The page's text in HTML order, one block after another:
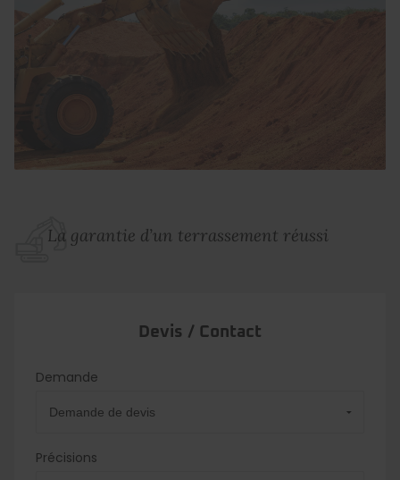
La garantie d’un terrassement réussi
Devis / Contact
Demande
Précisions